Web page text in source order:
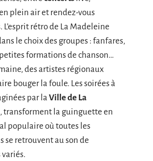
plein air et rendez-vous
rétro de La Madeleine
le choix des groupes : fanfares,
formations de chanson…
des artistes régionaux
bouger la foule. Les soirées à
par la Ville de La
, transforment la guinguette en
populaire où toutes les
se retrouvent au son de